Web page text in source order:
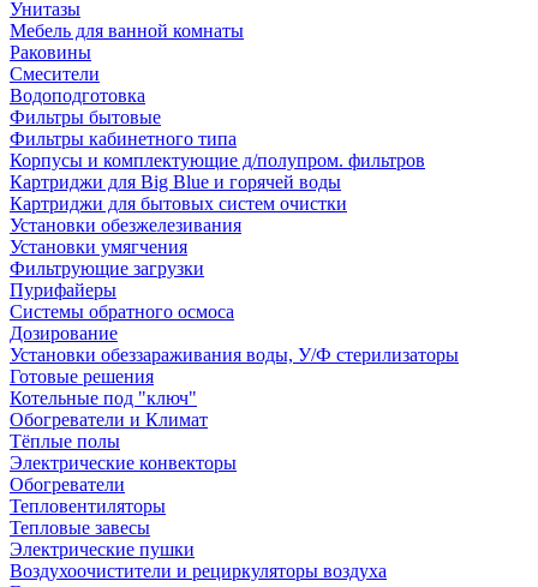
Унитазы
Мебель для ванной комнаты
Раковины
Смесители
Водоподготовка
Фильтры бытовые
Фильтры кабинетного типа
Корпусы и комплектующие д/полупром. фильтров
Картриджи для Big Blue и горячей воды
Картриджи для бытовых систем очистки
Установки обезжелезивания
Установки умягчения
Фильтрующие загрузки
Пурифайеры
Системы обратного осмоса
Дозирование
Установки обеззараживания воды, У/Ф стерилизаторы
Готовые решения
Котельные под "ключ"
Обогреватели и Климат
Тёплые полы
Электрические конвекторы
Обогреватели
Тепловентиляторы
Тепловые завесы
Электрические пушки
Воздухоочистители и рециркуляторы воздуха